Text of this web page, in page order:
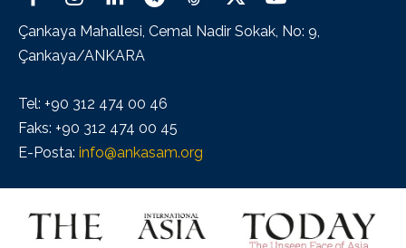
Çankaya Mahallesi, Cemal Nadir Sokak, No: 9,
Çankaya/ANKARA
Tel: +90 312 474 00 46
Faks: +90 312 474 00 45
E-Posta: info@ankasam.org